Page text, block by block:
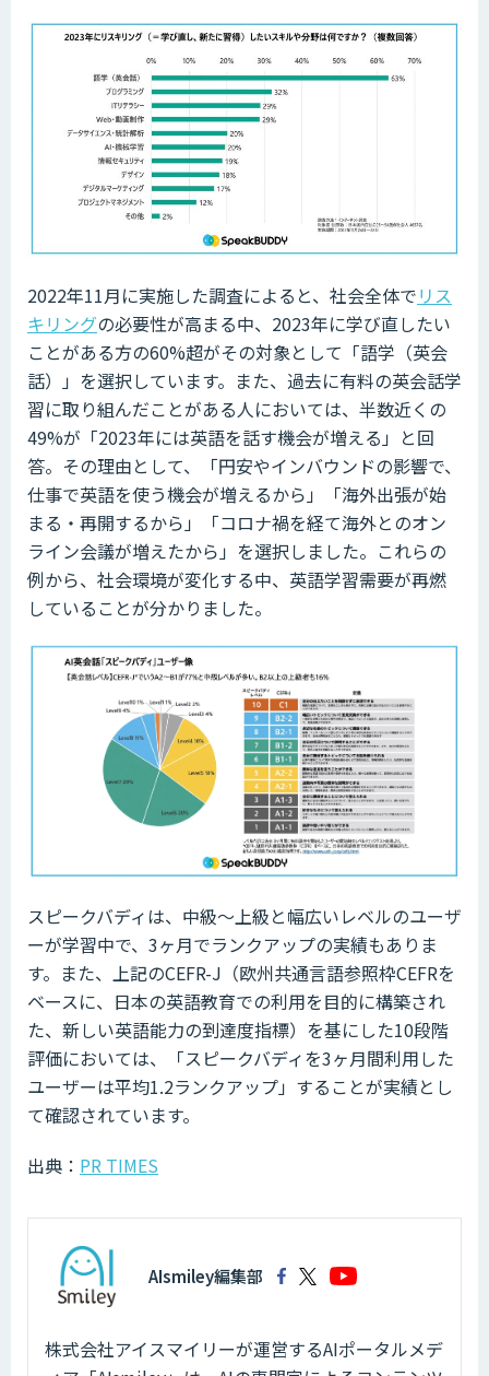
2022年11月に実施した調査によると、社会全体でリス
キリングの必要性が高まる中、2023年に学び直したい
ことがある方の60%超がその対象として「語学（英会
話）」を選択しています。また、過去に有料の英会話学
習に取り組んだことがある人においては、半数近くの
49%が「2023年には英語を話す機会が増える」と回
答。その理由として、「円安やインバウンドの影響で、
仕事で英語を使う機会が増えるから」「海外出張が始
まる・再開するから」「コロナ禍を経て海外とのオン
ライン会議が増えたから」を選択しました。これらの
例から、社会環境が変化する中、英語学習需要が再燃
していることが分かりました。
スピークバディは、中級〜上級と幅広いレベルのユーザ
ーが学習中で、3ヶ月でランクアップの実績もありま
す。また、上記のCEFR-J（欧州共通言語参照枠CEFRを
ベースに、日本の英語教育での利用を目的に構築され
た、新しい英語能力の到達度指標）を基にした10段階
評価においては、「スピークバディを3ヶ月間利用した
ユーザーは平均1.2ランクアップ」することが実績とし
て確認されています。
出典： PR TIMES
AIsmiley編集部
株式会社アイスマイリーが運営するAIポータルメデ